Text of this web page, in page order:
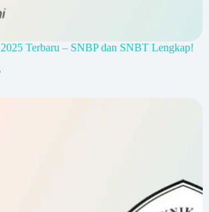
Terbaru – SNBP dan SNBT Lengkap!